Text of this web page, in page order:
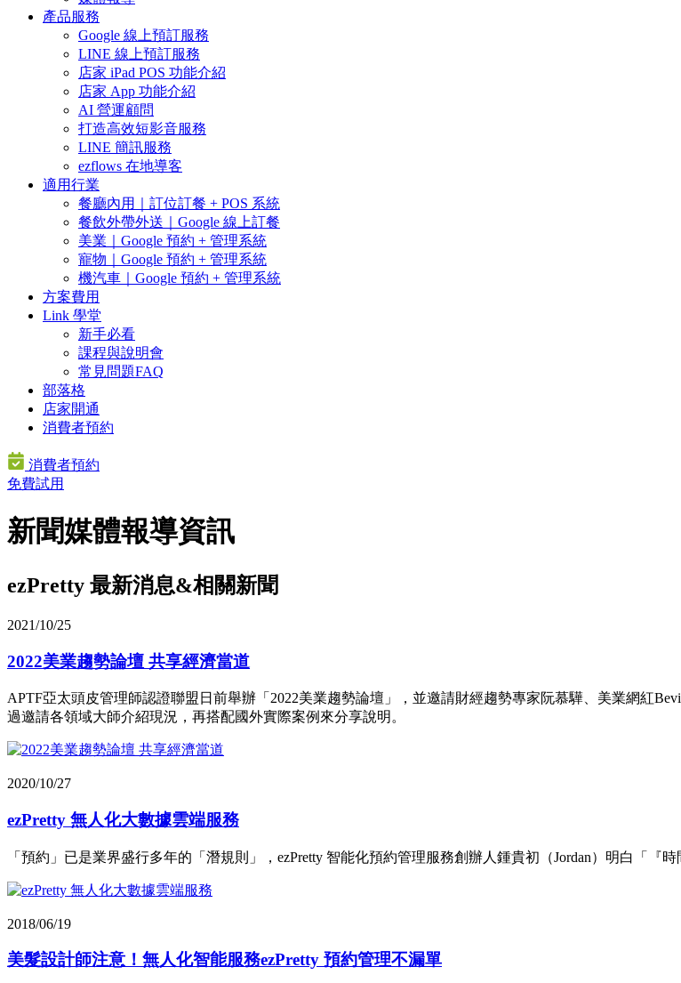
產品服務
Google 線上預訂服務
LINE 線上預訂服務
店家 iPad POS 功能介紹
店家 App 功能介紹
AI 營運顧問
打造高效短影音服務
LINE 簡訊服務
ezflows 在地導客
適用行業
餐廳內用｜訂位訂餐 + POS 系統
餐飲外帶外送｜Google 線上訂餐
美業｜Google 預約 + 管理系統
寵物｜Google 預約 + 管理系統
機汽車｜Google 預約 + 管理系統
方案費用
Link 學堂
新手必看
課程與說明會
常見問題FAQ
部落格
店家開通
消費者預約
消費者預約
免費試用
新聞媒體報導資訊
ezPretty 最新消息&相關新聞
2021/10/25
2022美業趨勢論壇 共享經濟當道
APTF亞太頭皮管理師認證聯盟日前舉辦「2022美業趨勢論壇」，並邀請財經趨勢專家阮慕驊、美業網紅
過邀請各領域大師介紹現況，再搭配國外實際案例來分享說明。
2020/10/27
ezPretty 無人化大數據雲端服務
「預約」已是業界盛行多年的「潛規則」，ezPretty 智能化預約管理服務創辦人鍾貴初（Jordan）明白「『
2018/06/19
美髮設計師注意！無人化智能服務ezPretty 預約管理不漏單